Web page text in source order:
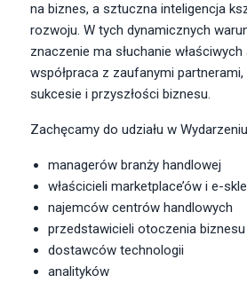
na biznes, a sztuczna inteligencja
rozwoju. W tych dynamicznych
znaczenie ma słuchanie
współpraca z zaufanymi
sukcesie i przyszłości biznesu.
Zachęcamy do udziału w
managerów branży handlowej
właścicieli marketplace’ów i e-
najemców centrów handlowych
przedstawicieli otoczenia
dostawców technologii
analityków
Specjalista/tka ds. Utrzymania